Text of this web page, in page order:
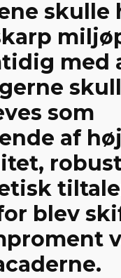
skulle
med
som
af høj
blev